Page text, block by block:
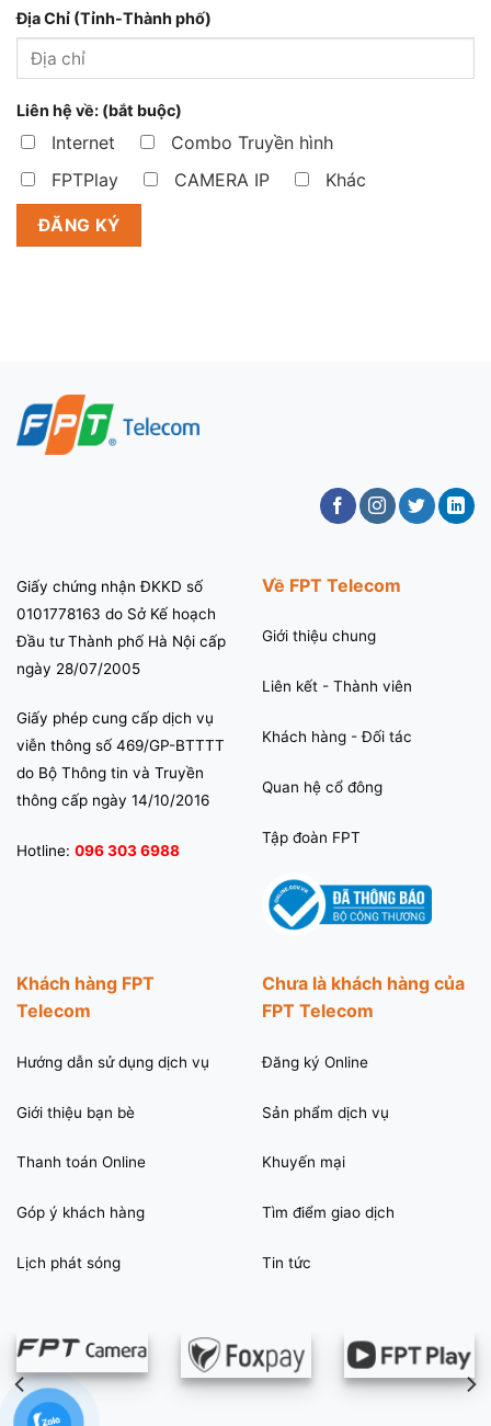
Địa Chỉ (Tỉnh-Thành phố)
Liên hệ về: (bắt buộc)
Internet
Combo Truyền hình
FPTPlay
CAMERA IP Khác
Giấy chứng nhận ĐKKD số
0101778163 do Sở Kế hoạch
Đầu tư Thành phố Hà Nội cấp
ngày 28/07/2005
Giấy phép cung cấp dịch vụ
viễn thông số 469/GP-BTTTT
do Bộ Thông tin và Truyền
thông cấp ngày 14/10/2016
Hotline: 096 303 6988
Về FPT Telecom
Giới thiệu chung
Liên kết - Thành viên
Khách hàng - Đối tác
Quan hệ cổ đông
Tập đoàn FPT
Khách hàng FPT
Telecom
Hướng dẫn sử dụng dịch vụ
Giới thiệu bạn bè
Thanh toán Online
Góp ý khách hàng
Lịch phát sóng
Chưa là khách hàng của
FPT Telecom
Đăng ký Online
Sản phẩm dịch vụ
Khuyến mại
Tìm điểm giao dịch
Tin tức